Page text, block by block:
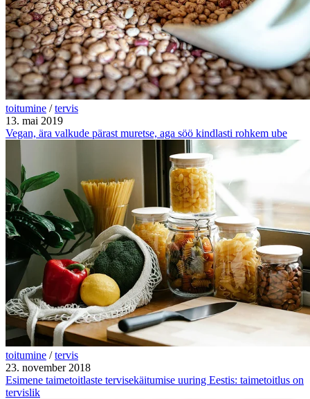
toitumine / tervis
13. mai 2019
Vegan, ära valkude pärast muretse, aga söö kindlasti rohkem ube
toitumine / tervis
23. november 2018
Esimene taimetoitlaste tervisekäitumise uuring Eestis: taimetoitlus on
tervislik